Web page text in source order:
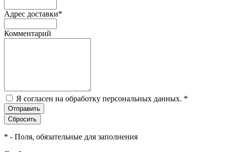
Адрес доставки*
Комментарий
Я согласен на обработку персональных данных. *
* - Поля, обязательные для заполнения